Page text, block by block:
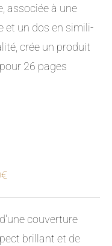
associée à une
et un dos en simili-
crée un produit
26 pages
€
de
85,00€
couverture
brillant et de